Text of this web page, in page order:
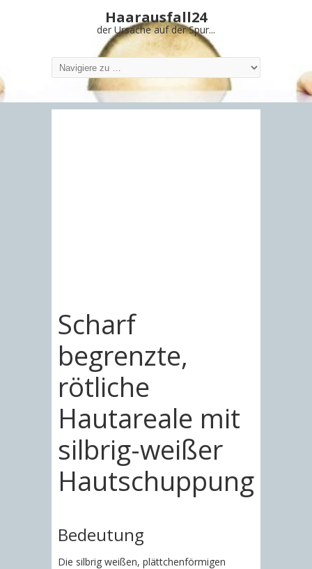
Haarausfall24
der Ursache auf der Spur...
Scharf
begrenzte,
rötliche
Hautareale mit
silbrig-weißer
Hautschuppung
Bedeutung
Die silbrig weißen, plättchenförmigen